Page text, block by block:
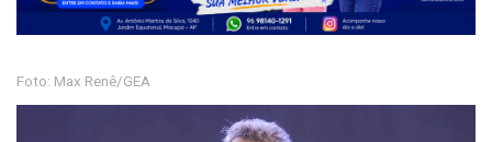
Foto: Max Renê/GEA